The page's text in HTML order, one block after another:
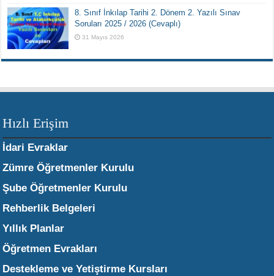
8. Sınıf İnkılap Tarihi 2. Dönem 2. Yazılı Sınav
Soruları 2025 / 2026 (Cevaplı)
31 Mayıs 2026
Hızlı Erişim
İdari Evraklar
Zümre Öğretmenler Kurulu
Şube Öğretmenler Kurulu
Rehberlik Belgeleri
Yıllık Planlar
Öğretmen Evrakları
Destekleme ve Yetiştirme Kursları